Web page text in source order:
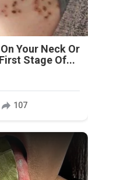
Your Neck Or
Stage Of...
107